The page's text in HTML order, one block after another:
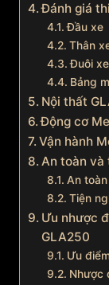
Đánh giá
Đầu xe
Thân
Đuôi xe
Bảng
Nội thất
Động cơ
Vận hành
An toàn và
An toàn
Tiện
Ưu nhược
GLA250
Ưu
Nhược